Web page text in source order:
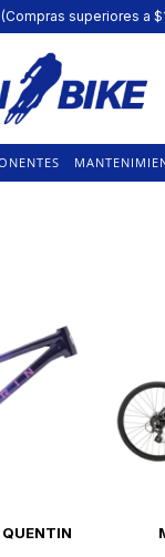
superiores a